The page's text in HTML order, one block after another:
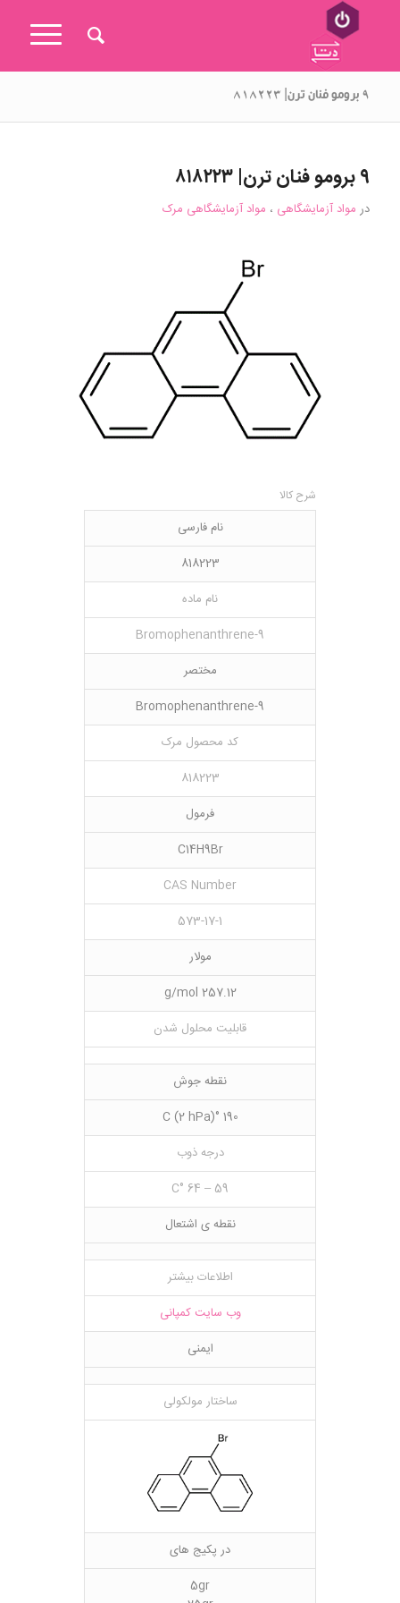
۹ برومو فنان ترن| ۸۱۸۲۲۳
۹ برومو فنان ترن| ۸۱۸۲۲۳
در مواد آزمایشگاهی ، مواد آزمایشگاهی مرک
شرح کالا
نام فارسی
818223
نام ماده
9-Bromophenanthrene
مختصر
9-Bromophenanthrene
کد محصول مرک
818223
فرمول
C14H9Br
CAS Number
573-17-1
مولار
257.12 g/mol
قابلیت محلول شدن
نقطه جوش
190 °C (2 hPa)
درجه ذوب
59 – 64 °C
نقطه ی اشتعال
اطلاعات بیشتر
وب سایت کمپانی
ایمنی
ساختار مولکولی
در پکیج های
5gr